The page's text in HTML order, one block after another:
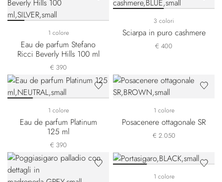
1 colore
Eau de parfum Stefano
Ricci Beverly Hills 100 ml
€ 390
3 colori
Sciarpa in puro cashmere
€ 400
1 colore
Eau de parfum Platinum
125 ml
€ 390
1 colore
Posacenere ottagonale SR
€ 2.050
1 colore